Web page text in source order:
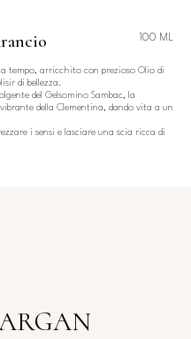
100 ML
tempo, arricchito con prezioso Olio di
di bellezza.
del Gelsomino Sambac, la
della Clementina, dando vita a un
i sensi e lasciare una scia ricca di